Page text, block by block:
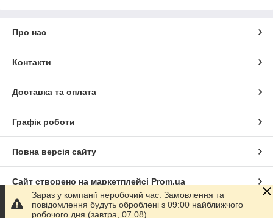
Про нас
Контакти
Доставка та оплата
Графік роботи
Повна версія сайту
Сайт створено на маркетплейсі Prom.ua
Політика конфіденційності
Зараз у компанії неробочий час. Замовлення та
повідомлення будуть оброблені з 09:00 найближчого
робочого дня (завтра, 07.08).